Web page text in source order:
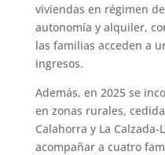
viviendas en régimen
autonomía y alquiler,
las familias acceden a
ingresos.
Además, en 2025 se
en zonas rurales,
Calahorra y La
acompañar a cuatro